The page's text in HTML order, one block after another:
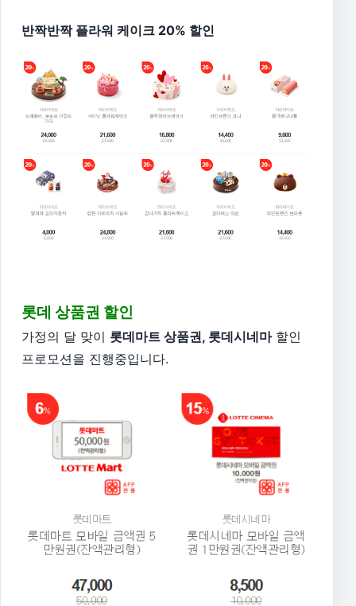
반짝반짝 플라워 케이크 20% 할인
롯데 상품권 할인
가정의 달 맞이 롯데마트 상품권, 롯데시네마할인
프로모션을 진행중입니다.